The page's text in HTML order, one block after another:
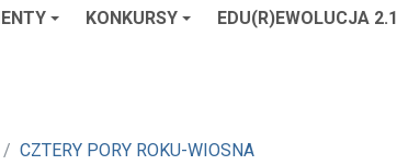
KONKURSY EDU(R)EWOLUCJA 2.1
CZTERY PORY ROKU-WIOSNA